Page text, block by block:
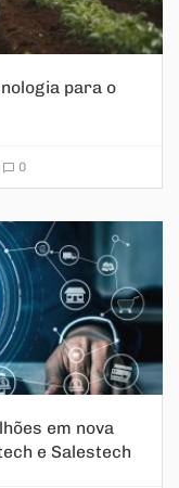
para o
0
em nova
e Salestech